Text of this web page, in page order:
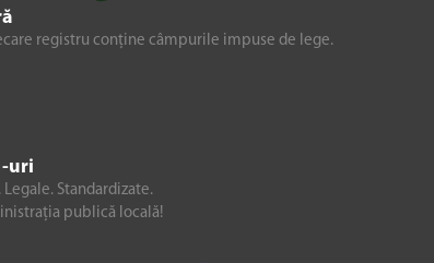
registru conține câmpurile impuse de lege.
uri
Standardizate.
publică locală!